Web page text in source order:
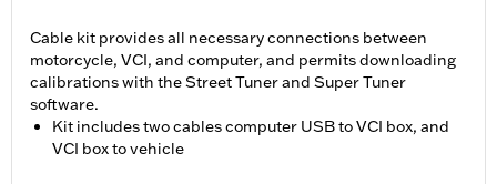
Cable kit provides all necessary connections between
motorcycle, VCI, and computer, and permits downloading
calibrations with the Street Tuner and Super Tuner
software.
Kit includes two cables computer USB to VCI box, and
VCI box to vehicle